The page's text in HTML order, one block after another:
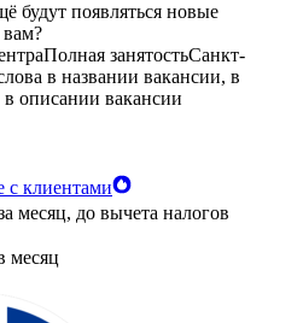
будут появляться новые
Полная занятостьСанкт-
в названии вакансии, в
описании вакансии
с клиентами
месяц, до вычета налогов
месяц